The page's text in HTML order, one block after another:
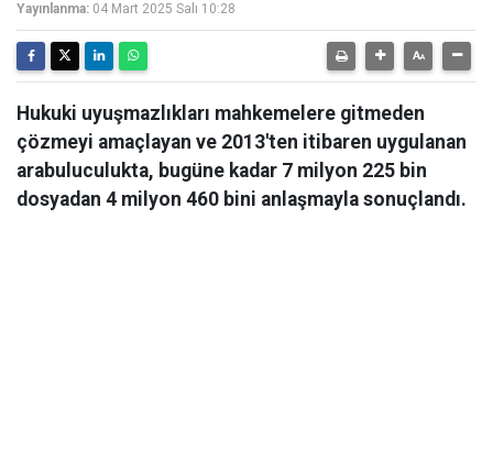
Yayınlanma: 04 Mart 2025 Salı 10:28
Hukuki uyuşmazlıkları mahkemelere gitmeden
çözmeyi amaçlayan ve 2013'ten itibaren uygulanan
arabuluculukta, bugüne kadar 7 milyon 225 bin
dosyadan 4 milyon 460 bini anlaşmayla sonuçlandı.